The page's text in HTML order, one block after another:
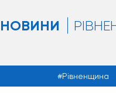
НОВИНИ
Рівненщина